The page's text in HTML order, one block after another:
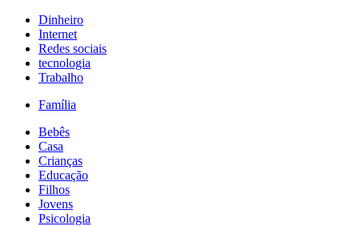
Dinheiro
Internet
Redes sociais
tecnologia
Trabalho
Família
Bebês
Casa
Crianças
Educação
Filhos
Jovens
Psicologia